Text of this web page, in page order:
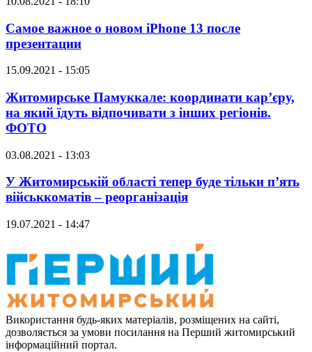
Самое важное о новом iPhone 13 после
презентации
15.09.2021 - 15:05
Житомирське Памуккале: координати кар’єру,
на який їдуть відпочивати з інших регіонів.
ФОТО
03.08.2021 - 13:03
У Житомирській області тепер буде тільки п’ять
військкоматів – реорганізація
19.07.2021 - 14:47
Використання будь-яких матеріалів, розміщених на сайті,
дозволяється за умови посилання на Перший житомирський
інформаційний портал.